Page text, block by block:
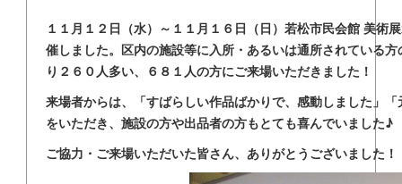
１１月１２日（水）～１１月１６日（日）若松市民会館 美術
催しました。区内の施設等に入所・あるいは通所されている
り２６０人多い、６８１人の方にご来場いただきました！
来場者からは、「すばらしい作品ばかりで、感動しました」
をいただき、施設の方や出品者の方もとても喜んでいました♪
ご協力・ご来場いただいた皆さん、ありがとうございま した！